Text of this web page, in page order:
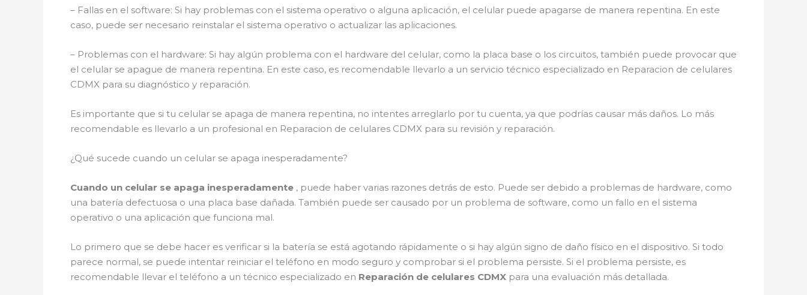
– Fallas en el software: Si hay problemas con el sistema operativo o alguna aplicación, el celular puede apagarse de manera repentina. En este
caso, puede ser necesario reinstalar el sistema operativo o actualizar las aplicaciones.
– Problemas con el hardware: Si hay algún problema con el hardware del celular, como la placa base o los circuitos, también puede provocar que
el celular se apague de manera repentina. En este caso, es recomendable llevarlo a un servicio técnico especializado en Reparacion de celulares
CDMX para su diagnóstico y reparación.
Es importante que si tu celular se apaga de manera repentina, no intentes arreglarlo por tu cuenta, ya que podrías causar más daños. Lo más
recomendable es llevarlo a un profesional en Reparacion de celulares CDMX para su revisión y reparación.
¿Qué sucede cuando un celular se apaga inesperadamente?
Cuando un celular se apaga inesperadamente , puede haber varias razones detrás de esto. Puede ser debido a problemas de hardware, como
una batería defectuosa o una placa base dañada. También puede ser causado por un problema de software, como un fallo en el sistema
operativo o una aplicación que funciona mal.
Lo primero que se debe hacer es verificar si la batería se está agotando rápidamente o si hay algún signo de daño físico en el dispositivo. Si todo
parece normal, se puede intentar reiniciar el teléfono en modo seguro y comprobar si el problema persiste. Si el problema persiste, es
recomendable llevar el teléfono a un técnico especializado en Reparación de celulares CDMX para una evaluación más detallada.